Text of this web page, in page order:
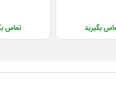
بگیرید تماس